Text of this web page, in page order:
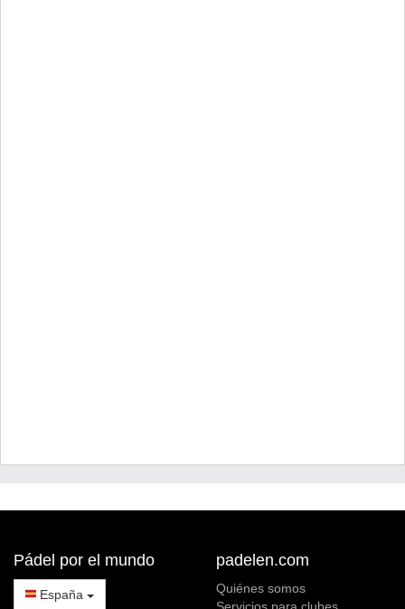
Pádel por el mundo
España
padelen.com
Quiénes somos